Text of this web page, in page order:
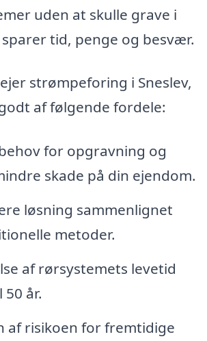
uden at skulle grave i
tid, penge og besvær.
strømpeforing i Sneslev,
af følgende fordele:
for opgravning og
skade på din ejendom.
løsning sammenlignet
metoder.
af rørsystemets levetid
år.
af risikoen for fremtidige